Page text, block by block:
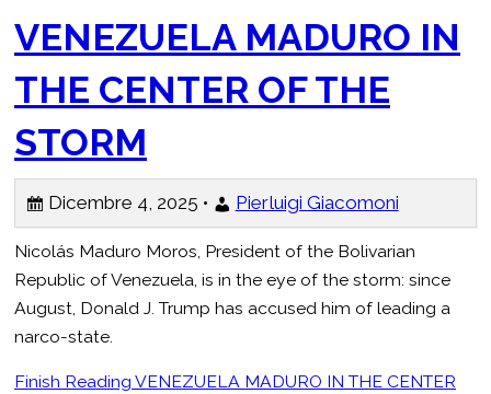
VENEZUELA MADURO IN
THE CENTER OF THE
STORM
Dicembre 4, 2025 • Pierluigi Giacomoni
Nicolás Maduro Moros, President of the Bolivarian
Republic of Venezuela, is in the eye of the storm: since
August, Donald J. Trump has accused him of leading a
narco-state.
Finish Reading VENEZUELA MADURO IN THE CENTER